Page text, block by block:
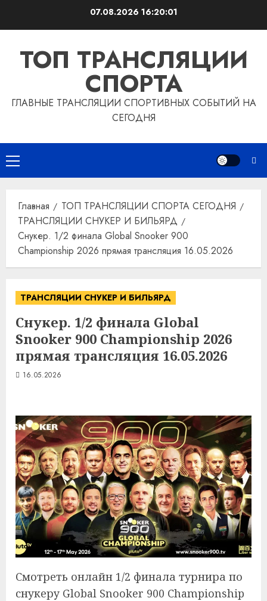
07.08.2026 16:20:02
ТОП ТРАНСЛЯЦИИ
СПОРТА
ГЛАВНЫЕ ТРАНСЛЯЦИИ СПОРТИВНЫХ СОБЫТИЙ НА
СЕГОДНЯ
Основное
меню
Главная
ТОП ТРАНСЛЯЦИИ СПОРТА СЕГОДНЯ
ТРАНСЛЯЦИИ СНУКЕР И БИЛЬЯРД
Снукер. 1/2 финала Global Snooker 900
Championship 2026 прямая трансляция 16.05.2026
ТРАНСЛЯЦИИ СНУКЕР И БИЛЬЯРД
Снукер. 1/2 финала Global
Snooker 900 Championship 2026
прямая трансляция 16.05.2026
16.05.2026
Смотреть онлайн 1/2 финала турнира по
снукеру Global Snooker 900 Championship